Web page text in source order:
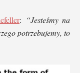
: “Jesteśmy na
potrzebujemy, to